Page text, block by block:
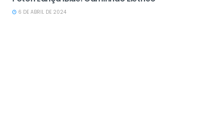
6 DE ABRIL DE 2024